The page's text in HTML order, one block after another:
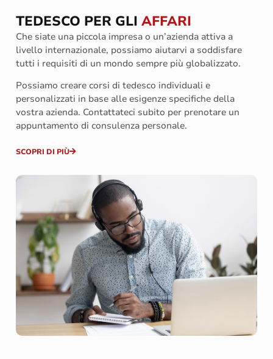
TEDESCO PER GLI AFFARI
Che siate una piccola impresa o un’azienda attiva a
livello internazionale, possiamo aiutarvi a soddisfare
tutti i requisiti di un mondo sempre più globalizzato.
Possiamo creare corsi di tedesco individuali e
personalizzati in base alle esigenze specifiche della
vostra azienda. Contattateci subito per prenotare un
appuntamento di consulenza personale.
SCOPRI DI PIÙ